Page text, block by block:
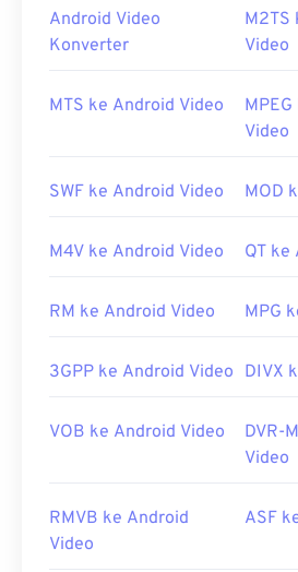
Bagaimana cara
Di sebagian besar platform,
Windows OS,
Adobe AIR
pemutar media VLC.
mendukung plugin Adobe Flash
mengatasi batasan iOS.
https://en.wikipedia.org/wiki/
Android Video
Konverter
M2TS
Video
MTS ke Android Video
Video
SWF ke Android Video MOD
M4V ke Android Video QT ke
RM ke Android Video MPG
3GPP ke Android Video DIVX
VOB ke Android Video
DVR-
Video
RMVB ke Android
Video
ASF